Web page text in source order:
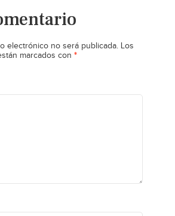
electrónico no será publicada. Los
marcados con *